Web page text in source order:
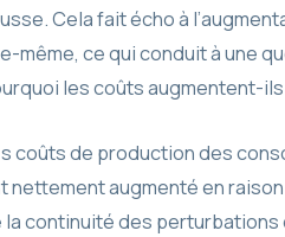
Cela fait écho à
même, ce qui conduit à une
les coûts augmentent-ils
coûts de production des
nettement augmenté en
la continuité des perturbations